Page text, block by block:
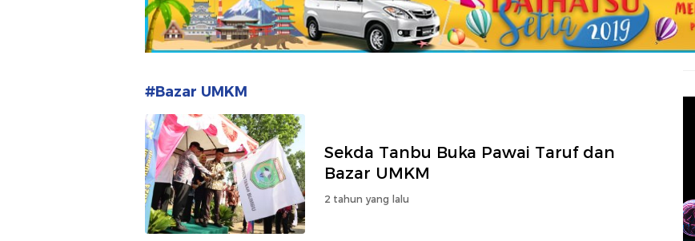
#Bazar UMKM
Sekda Tanbu Buka Pawai Taruf dan
Bazar UMKM
2 tahun yang lalu